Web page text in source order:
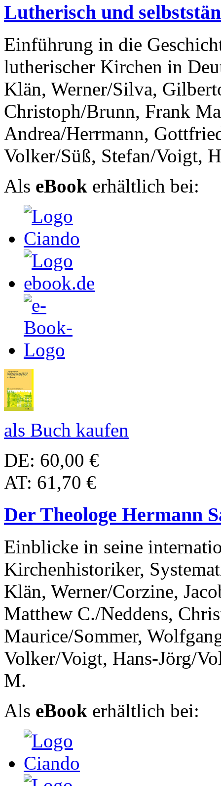
Lutherisch und
Einführung in die
lutherischer Kirchen in
Klän, Werner/Silva,
Christoph/Brunn, Frank
Andrea/Herrmann,
Volker/Süß, Stefan/Voigt,
Als eBook erhältlich bei:
als Buch kaufen
DE: 60,00 €
AT: 61,70 €
Der Theologe Hermann
Einblicke in seine
Kirchenhistoriker,
Klän, Werner/Corzine,
Matthew C./Neddens,
Maurice/Sommer,
Volker/Voigt, Hans-Jörg/
M.
Als eBook erhältlich bei: